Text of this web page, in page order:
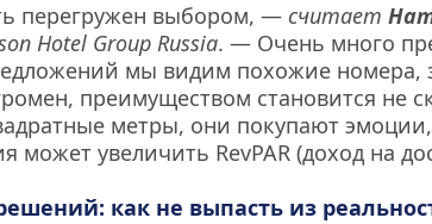
перегружен выбором, — считает
Hotel Group Russia. — Очень много
мы видим похожие номера,
преимуществом становится не
метры, они покупают
может увеличить RevPAR (доход на
как не выпасть из